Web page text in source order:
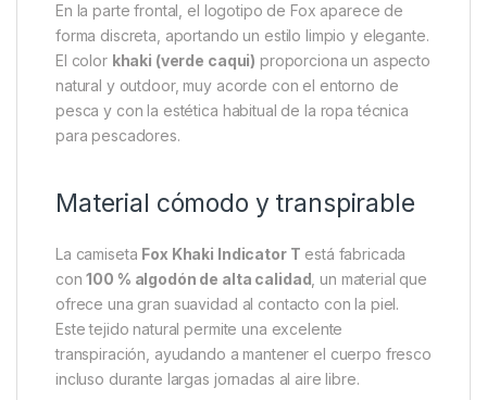
El diseño destaca por su gran gráfico en la parte
trasera, donde se muestra la silueta de una carpa
creada a partir de diferentes elementos
relacionados con los indicadores de picada. Este
detalle visual rinde homenaje a uno de los
especializados.
En la parte frontal, el logotipo de Fox aparece de
forma discreta, aportando un estilo limpio y elegante.
El colorkhaki (verde caqui)proporciona un aspecto
natural y outdoor, muy acorde con el entorno de
pesca y con la estética habitual de la ropa técnica